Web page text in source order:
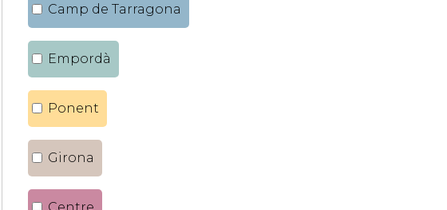
Camp de Tarragona
Empordà
Ponent
Girona